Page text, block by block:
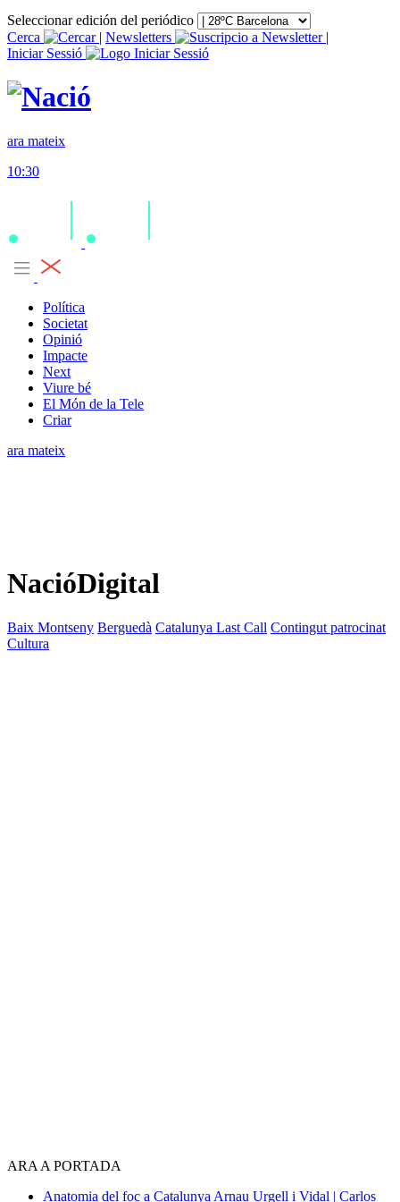
Seleccionar edición del periódico
Cerca
| Newsletters
|
Iniciar Sessió
ara mateix
10:30
Política
Societat
Opinió
Impacte
Next
Viure bé
El Món de la Tele
Criar
ara mateix
NacióDigital
Baix Montseny Berguedà Catalunya Last Call Contingut patrocinat
Cultura
ARA A PORTADA
Anatomia del foc a Catalunya Arnau Urgell i Vidal | Carlos